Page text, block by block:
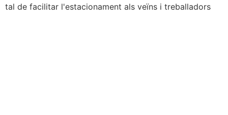
tal de facilitar l'estacionament als veïns i treballadors